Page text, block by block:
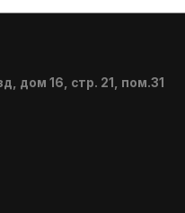
дом 16, стр. 21, пом.31